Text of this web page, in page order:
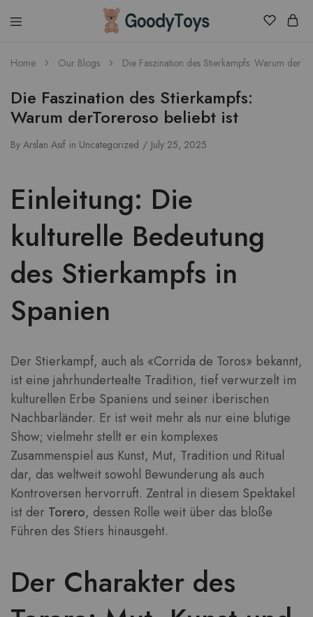
Children
Toys
Home Our Blogs Die Faszination des Stierkampfs: Warum
Die Faszination des Stierkampfs:
Warum derToreroso beliebt ist
By Arslan Asif in Uncategorized July 25, 2025
Einleitung: Die
kulturelle Bedeutung
des Stierkampfs in
Spanien
Der Stierkampf, auch als «Corrida de Toros» bekannt,
ist eine jahrhundertealte Tradition, tief verwurzelt im
kulturellen Erbe Spaniens und seiner iberischen
Nachbarländer. Er ist weit mehr als nur eine blutige
Show; vielmehr stellt er ein komplexes
Zusammenspiel aus Kunst, Mut, Tradition und Ritual
dar, das weltweit sowohl Bewunderung als auch
Kontroversen hervorruft. Zentral in diesem Spektakel
ist der Torero, dessen Rolle weit über das bloße
Führen des Stiers hinausgeht.
Der Charakter des